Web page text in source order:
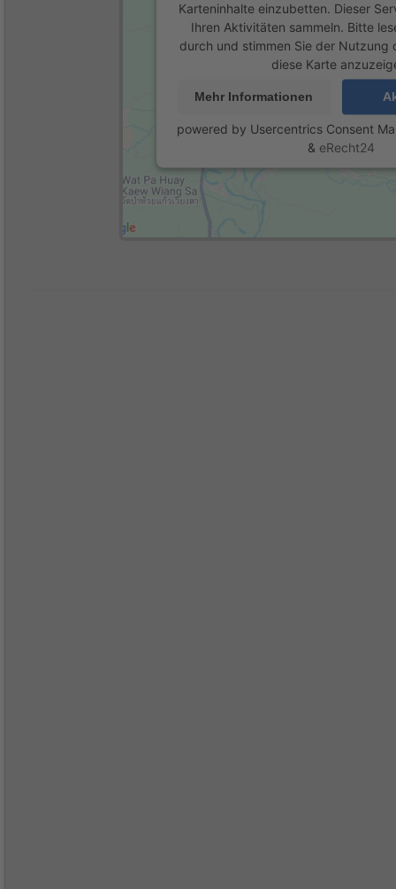
Karteninhalte einzubetten. Dieser
Ihren Aktivitäten sammeln. Bitte
durch und stimmen Sie der Nutzung
diese Karte
Mehr Informationen
powered by Usercentrics Consent
& eRecht24